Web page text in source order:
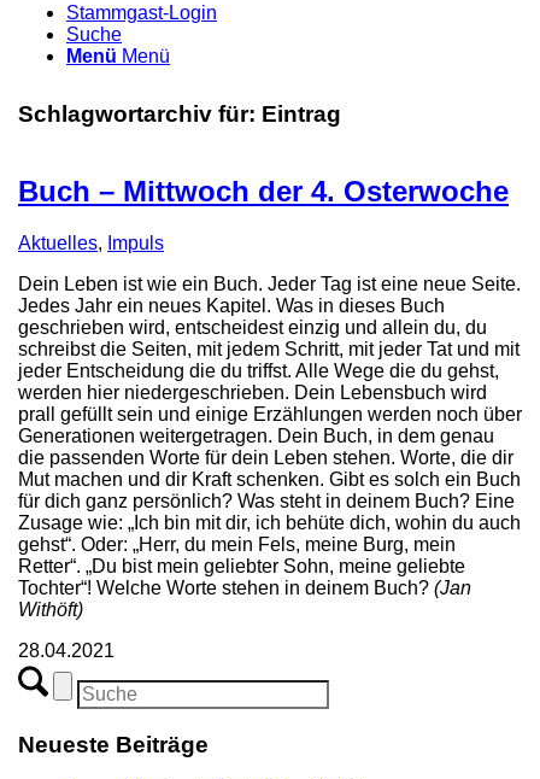
Stammgast-Login
Suche
Menü Menü
Schlagwortarchiv für: Eintrag
Buch – Mittwoch der 4. Osterwoche
Aktuelles, Impuls
Dein Leben ist wie ein Buch. Jeder Tag ist eine neue Seite.
Jedes Jahr ein neues Kapitel. Was in dieses Buch
geschrieben wird, entscheidest einzig und allein du, du
schreibst die Seiten, mit jedem Schritt, mit jeder Tat und mit
jeder Entscheidung die du triffst. Alle Wege die du gehst,
werden hier niedergeschrieben. Dein Lebensbuch wird
prall gefüllt sein und einige Erzählungen werden noch über
Generationen weitergetragen. Dein Buch, in dem genau
die passenden Worte für dein Leben stehen. Worte, die dir
Mut machen und dir Kraft schenken. Gibt es solch ein Buch
für dich ganz persönlich? Was steht in deinem Buch? Eine
Zusage wie: „Ich bin mit dir, ich behüte dich, wohin du auch
gehst“. Oder: „Herr, du mein Fels, meine Burg, mein
Retter“. „Du bist mein geliebter Sohn, meine geliebte
Tochter“! Welche Worte stehen in deinem Buch? (Jan
Withöft)
28.04.2021
Neueste Beiträge